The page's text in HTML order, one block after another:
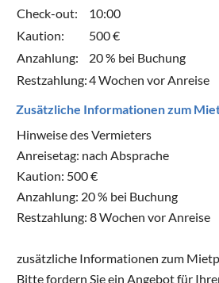
Check-out:
10:00
Kaution:
500 €
Anzahlung:
20 % bei Buchung
Restzahlung:4 Wochen vor Anreise
Zusätzliche Informationen zum
Hinweise des Vermieters
Anreisetag: nach Absprache
Kaution: 500 €
Anzahlung: 20 % bei Buchung
Restzahlung: 8 Wochen vor Anreise
zusätzliche Informationen zum
Bitte fordern Sie ein Angebot für